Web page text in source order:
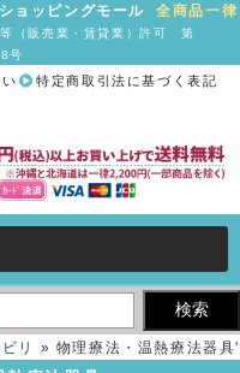
ショッピングモール全商品一律
（販売業・賃貸業）許可 第
号
特定商取引法に基づく表記
リ » 物理療法・温熱療法器具'